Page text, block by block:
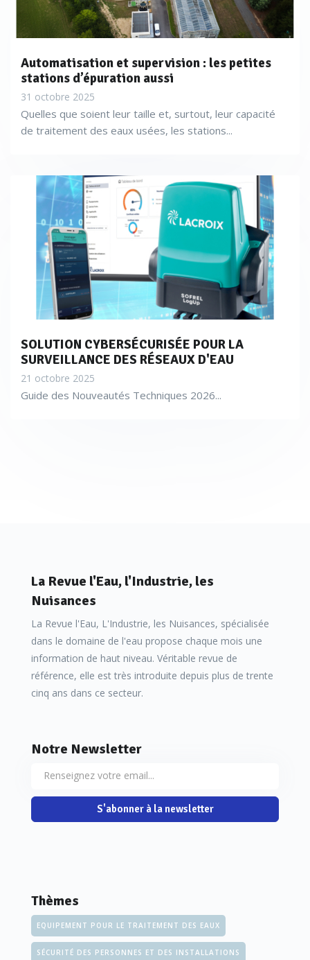
Automatisation et supervision : les petites
stations d’épuration aussi
31 octobre 2025
Quelles que soient leur taille et, surtout, leur capacité
de traitement des eaux usées, les stations...
SOLUTION CYBERSÉCURISÉE POUR LA
SURVEILLANCE DES RÉSEAUX D'EAU
21 octobre 2025
Guide des Nouveautés Techniques 2026...
La Revue l'Eau, l'Industrie, les
Nuisances
La Revue l'Eau, L'Industrie, les Nuisances, spécialisée
dans le domaine de l'eau propose chaque mois une
information de haut niveau. Véritable revue de
référence, elle est très introduite depuis plus de trente
cinq ans dans ce secteur.
Notre Newsletter
S'abonner à la newsletter
Thèmes
EQUIPEMENT POUR LE TRAITEMENT DES EAUX
SÉCURITÉ DES PERSONNES ET DES INSTALLATIONS